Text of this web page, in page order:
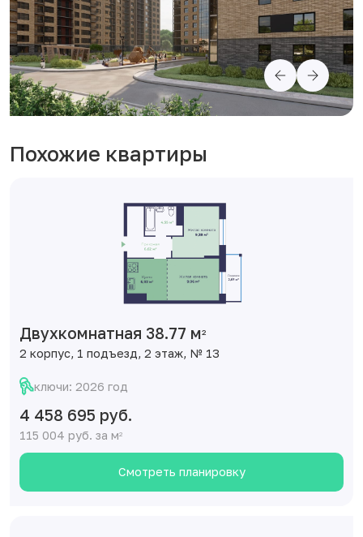
Похожие квартиры
Двухкомнатная 38.77 м2
2 корпус, 1 подъезд, 2 этаж, № 13
ключи: 2026 год
4 458 695 руб.
115 004 руб. за м2
Смотреть планировку